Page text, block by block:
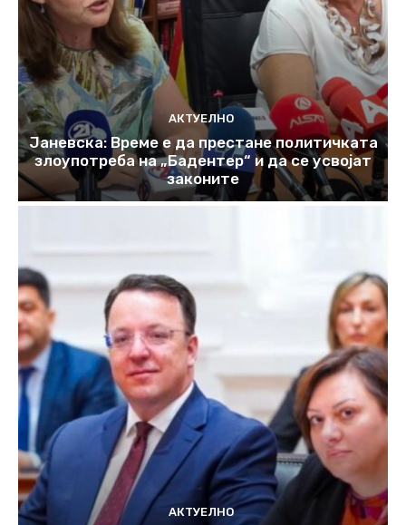
АКТУЕЛНО
Јаневска: Време е да престане политичката
злоупотреба на „Бадентер“ и да се усвојат
законите
АКТУЕЛНО